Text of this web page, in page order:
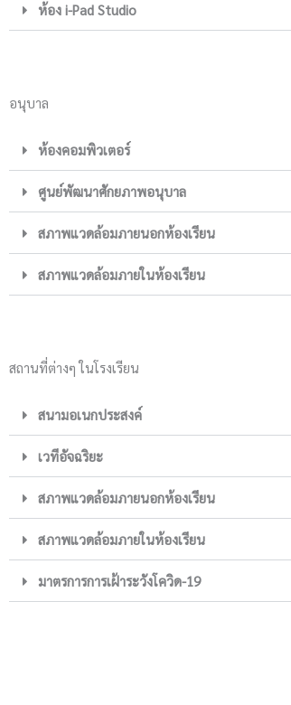
ห้อง i-Pad Studio
อนุบาล
ห้องคอมพิวเตอร์
ศูนย์พัฒนาศักยภาพอนุบาล
สภาพแวดล้อมภายนอกห้องเรียน
สภาพแวดล้อมภายในห้องเรียน
สถานที่ต่างๆ ในโรงเรียน
สนามอเนกประสงค์
เวทีอัจฉริยะ
สภาพแวดล้อมภายนอกห้องเรียน
สภาพแวดล้อมภายในห้องเรียน
มาตรการการเฝ้าระวังโควิด-19